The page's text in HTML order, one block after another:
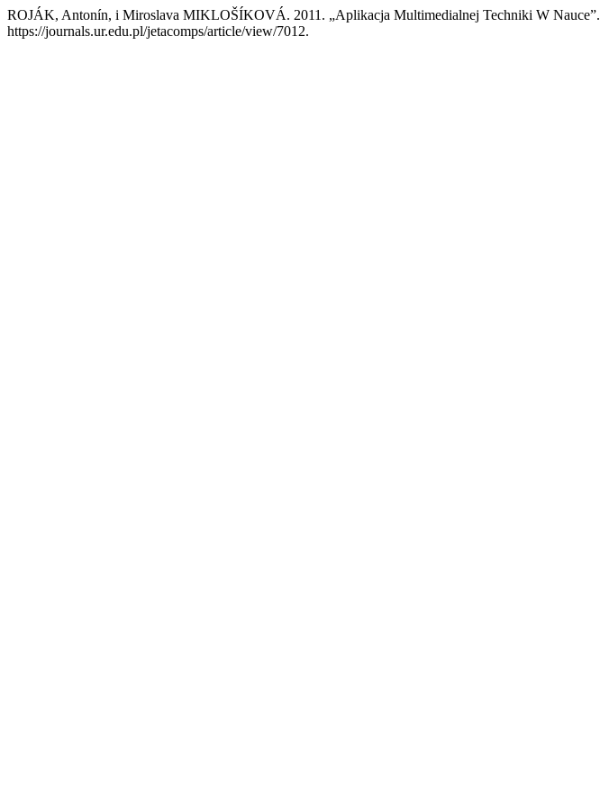
ROJÁK, Antonín, i Miroslava MIKLOŠÍKOVÁ. 2011. „Aplikacja Multimedialnej Techniki W Nauce”.
https://journals.ur.edu.pl/jetacomps/article/view/7012.